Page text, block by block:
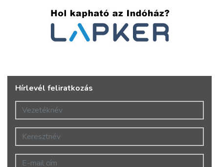
Hírlevél feliratkozás
Vezetéknév
Keresztnév
E-mail cím